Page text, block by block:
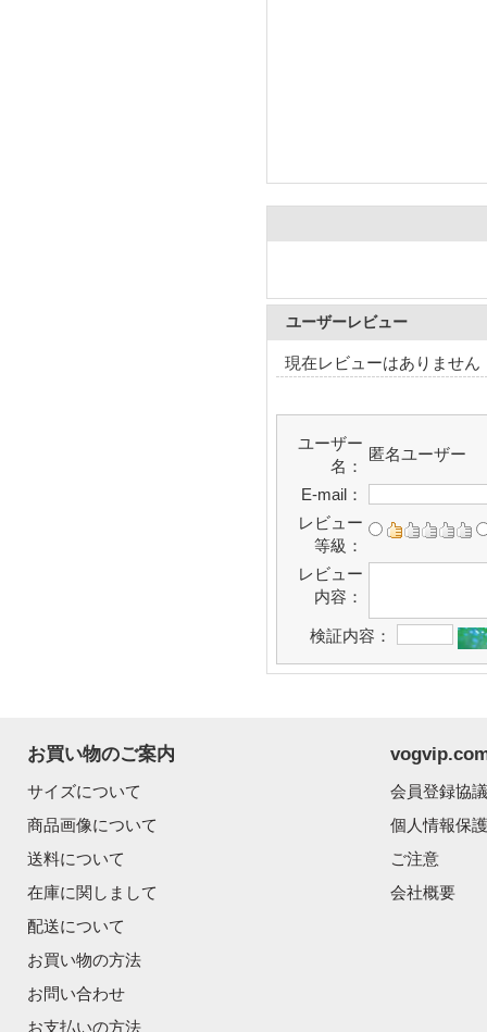
ユーザーレビュー
現在レビューはありません
ユーザー
名：
匿名ユーザー
E-mail：
レビュー
等級：
レビュー
内容：
検証内容：
お買い物のご案内
サイズについて
商品画像について
送料について
在庫に関しまして
配送について
お買い物の方法
お問い合わせ
お支払いの方法
会員登録協
個人情報保
ご注意
会社概要